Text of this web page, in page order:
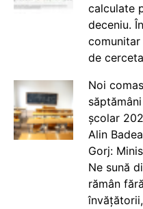
calculate
deceniu.
de
Noi
școlar
Alin
Gorj:
Ne sună
rămân